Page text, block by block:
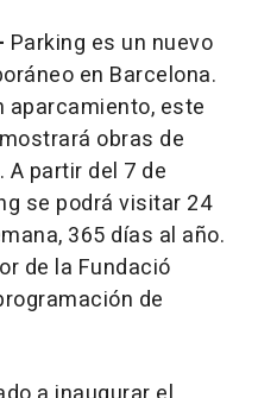
Parking es un nuevo
en Barcelona.
aparcamiento, este
obras de
partir del 7 de
se podrá visitar 24
365 días al año.
de la Fundació
de